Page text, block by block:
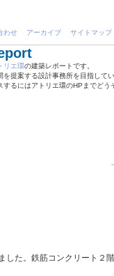
わせ アーカイブ サイトマップ
リエ環の建築レポートです。
提案する設計事務所を目指してい
るにはアトリエ環のHPまでどう
した。鉄筋コンクリート２